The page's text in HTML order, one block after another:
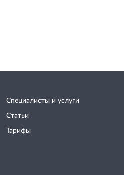
Специалисты и услуги
Статьи
Тарифы